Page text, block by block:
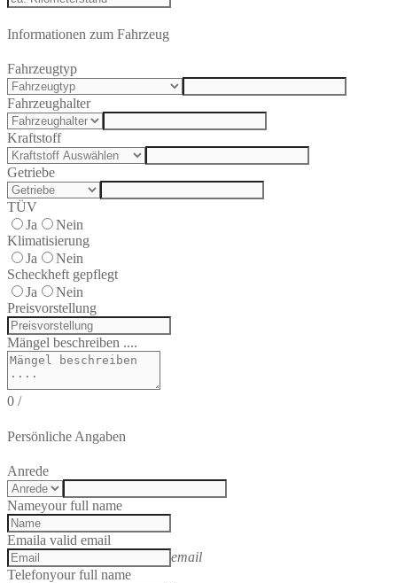
Informationen zum Fahrzeug
Fahrzeugtyp
Fahrzeughalter
Kraftstoff
Getriebe
TÜV
Ja
Nein
Klimatisierung
Ja
Nein
Scheckheft gepflegt
Ja
Nein
Preisvorstellung
Mängel beschreiben ....
0 /
Persönliche Angaben
Anrede
Nameyour full name
Emaila valid email
email
Telefonyour full name